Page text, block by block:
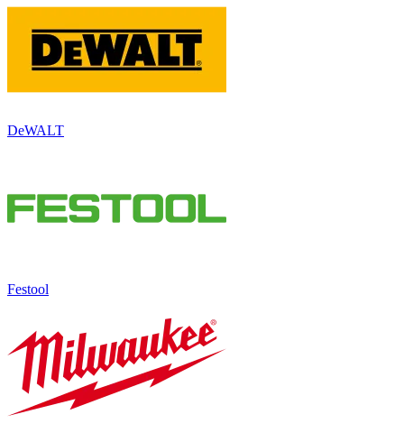
DeWALT
Festool